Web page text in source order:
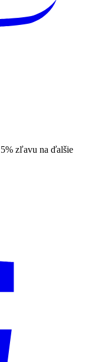
zľavu na ďalšie